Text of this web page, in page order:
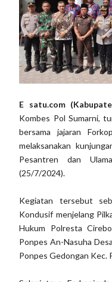
E satu.com
Kombes Pol Sumarni,
bersama jajaran
melaksanakan
Pesantren dan
(25/7/2024).
Kegiatan tersebut
Kondusif menjelang
Hukum Polresta
Ponpes An-Nasuha
Ponpes Gedongan Kec.